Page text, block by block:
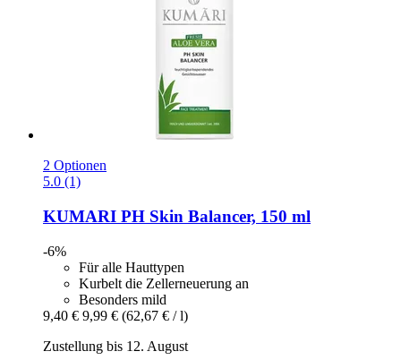
2 Optionen
5.0 (1)
KUMARI PH Skin Balancer, 150 ml
-6%
Für alle Hauttypen
Kurbelt die Zellerneuerung an
Besonders mild
9,40 € 9,99 € (62,67 € / l)
Zustellung bis 12. August